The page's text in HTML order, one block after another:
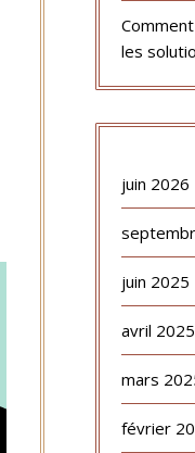
les
juin 2026
juin 2025
avril 2025
mars
février